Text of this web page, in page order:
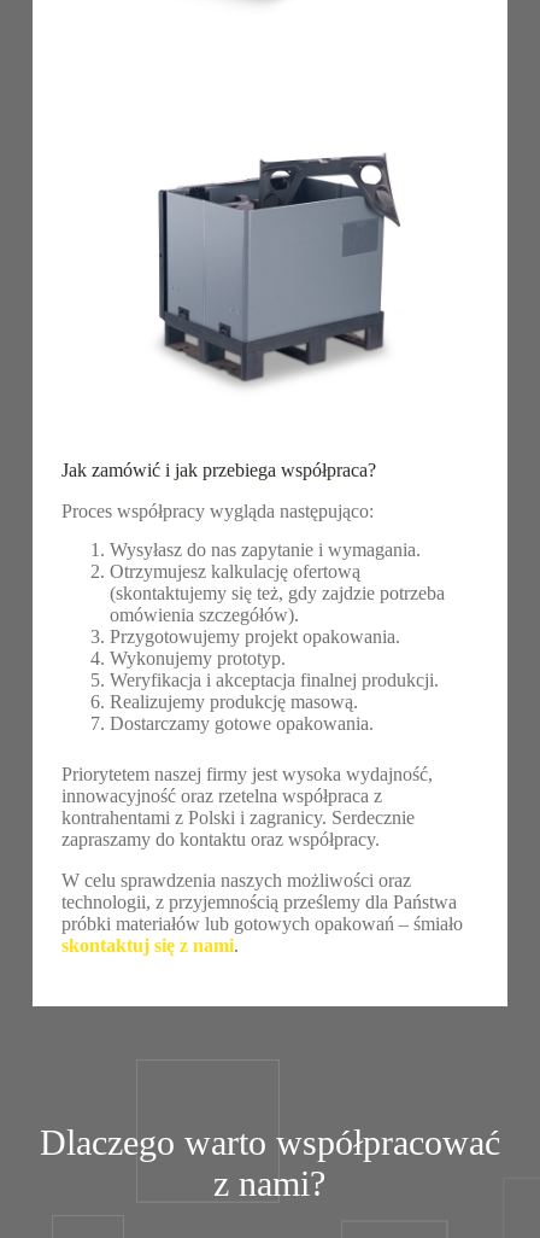
Jak zamówić i jak przebiega współpraca?
Proces współpracy wygląda następująco:
Wysyłasz do nas zapytanie i wymagania.
Otrzymujesz kalkulację ofertową
(skontaktujemy się też, gdy zajdzie potrzeba
omówienia szczegółów).
Przygotowujemy projekt opakowania.
Wykonujemy prototyp.
Weryfikacja i akceptacja finalnej produkcji.
Realizujemy produkcję masową.
Dostarczamy gotowe opakowania.
Priorytetem naszej firmy jest wysoka wydajność,
innowacyjność oraz rzetelna współpraca z
kontrahentami z Polski i zagranicy. Serdecznie
zapraszamy do kontaktu oraz współpracy.
W celu sprawdzenia naszych możliwości oraz
technologii, z przyjemnością prześlemy dla Państwa
próbki materiałów lub gotowych opakowań – śmiało
skontaktuj się z nami.
Dlaczego warto współpracować
z nami?